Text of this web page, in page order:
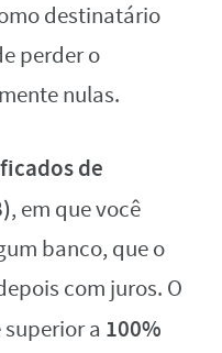
destinatário
perder o
nulas.
de
, em que você
banco, que o
com juros. O
a 100%